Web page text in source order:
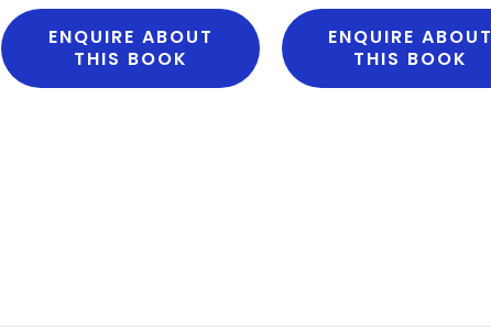
ENQUIRE ABOUT
THIS BOOK
ENQUIRE ABOUT
THIS BOOK